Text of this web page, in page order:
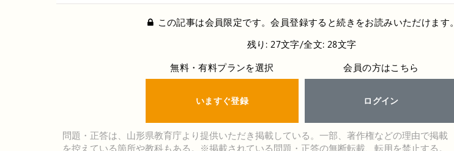
この記事は会員限定です。会員登録すると続きをお読みいただけます。
残り: 27文字/全文: 28文字
無料・有料プランを選択
いますぐ登録
会員の方はこちら
ログイン
問題・正答は、山形県教育庁より提供いただき掲載している。一部、著作権などの理由で掲載
を控えている箇所や教科もある。※掲載されている問題・正答の無断転載、転用を禁止する。